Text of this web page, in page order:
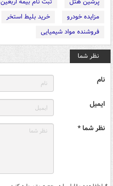
مزایده خودرو
خرید بلیط استخر
فروشنده مواد شیمیایی
نظر شما
نام
ایمیل
نظر شما *